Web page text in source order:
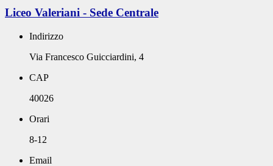
Liceo Valeriani - Sede Centrale
Indirizzo
Via Francesco Guicciardini, 4
CAP
40026
Orari
8-12
Email